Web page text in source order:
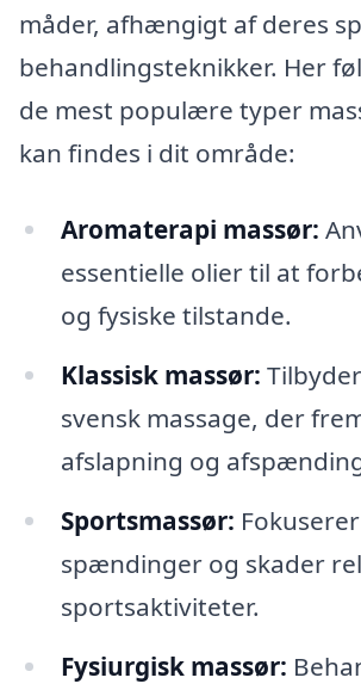
måder, afhængigt af deres
behandlingsteknikker. Her
de mest populære typer
kan findes i dit område:
Aromaterapi massør:
essentielle olier til at
og fysiske tilstande.
Klassisk massør:
svensk massage, der
afslapning og
Sportsmassør:
spændinger og skader
sportsaktiviteter.
Fysiurgisk massør: